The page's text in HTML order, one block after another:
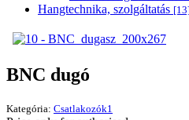
Hangtechnika, szolgáltatás
BNC dugó
Kategória: Csatlakozók1